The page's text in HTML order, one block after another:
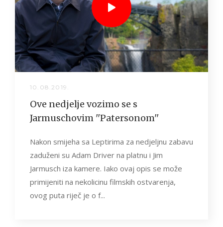
10.08.2019.
Ove nedjelje vozimo se s
Jarmuschovim ''Patersonom''
Nakon smijeha sa Leptirima za nedjeljnu zabavu
zaduženi su Adam Driver na platnu i Jim
Jarmusch iza kamere. Iako ovaj opis se može
primijeniti na nekolicinu filmskih ostvarenja,
ovog puta riječ je o f...